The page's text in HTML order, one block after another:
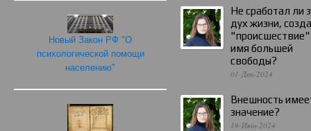
Новый Закон РФ "О
психологической помощи
населению"
Не сработал ли
дух жизни,
"происшествие"
имя большей
свободы?
01-Дек-2024
Внешность
значение?
19-Июн-2024